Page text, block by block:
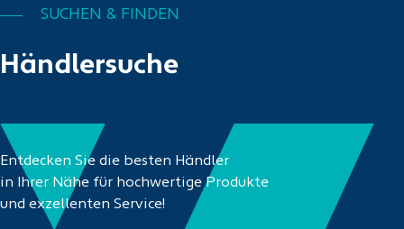
Händlersuche
SUCHEN & FINDEN
Entdecken Sie die besten Händler
in Ihrer Nähe für hochwertige Produkte
und exzellenten Service!